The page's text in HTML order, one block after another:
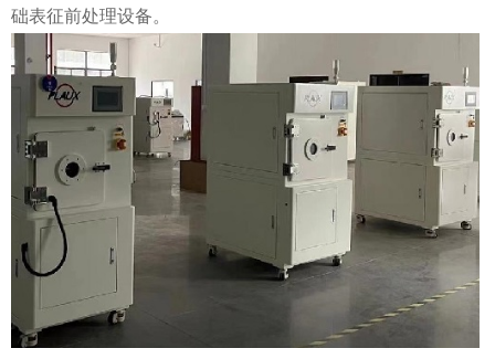
础表征前处理设备。